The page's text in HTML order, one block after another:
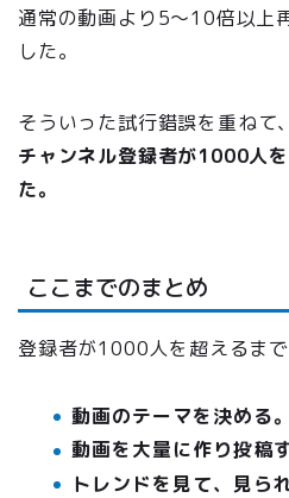
通常の動画より5〜10倍以上
した。
そういった試行錯誤を重ねて
チャンネル登録者が1000人
た。
ここまでのまとめ
登録者が1000人を超えるまで
動画のテーマを決める。
動画を大量に作り投稿す
トレンドを見て、見ら